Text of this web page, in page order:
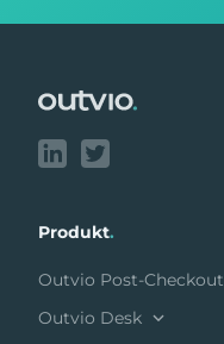
Produkt.
Outvio Post-Checkout
Outvio Desk